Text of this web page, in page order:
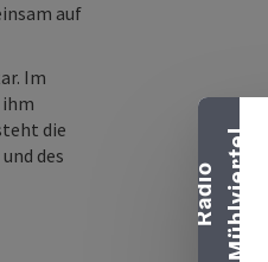
R
a
d
i
o
M
ü
h
l
v
i
e
r
t
e l
Banner einklappen
auf
Im
ihm
die
des